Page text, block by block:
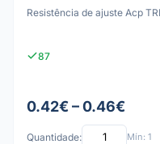
Resistência de ajuste Acp
87
0.42€ – 0.46€
Quantidade: Mín: 1